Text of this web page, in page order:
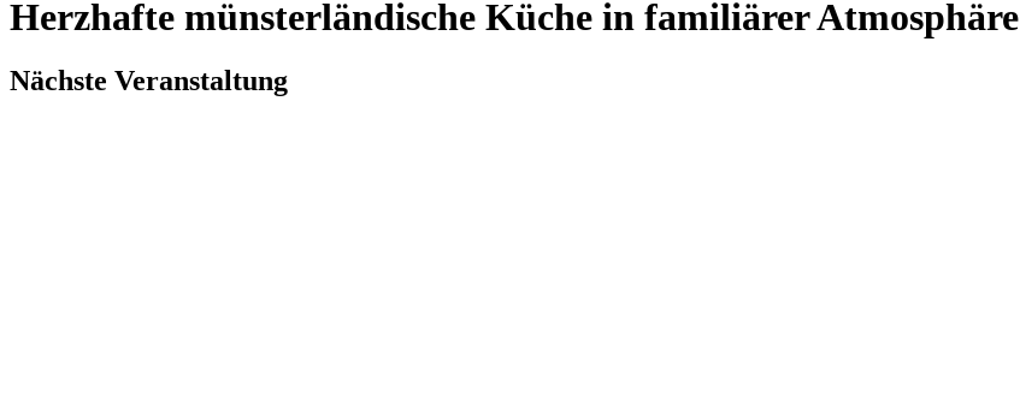
Herzhafte münsterländische Küche in familiärer Atmosphäre
Nächste Veranstaltung